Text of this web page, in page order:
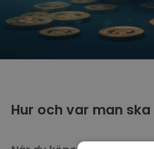
Hur och var man ska